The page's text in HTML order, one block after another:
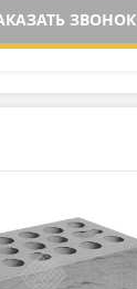
ЗВОНОК